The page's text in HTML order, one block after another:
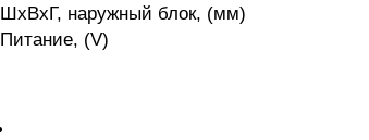
ШхВхГ, наружный блок, (мм)
Питание, (V)